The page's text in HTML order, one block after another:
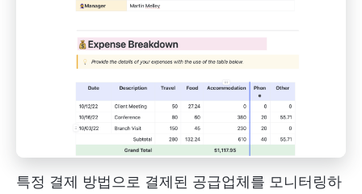
특정 결제 방법으로 결제된 공급업체를 모니터링하